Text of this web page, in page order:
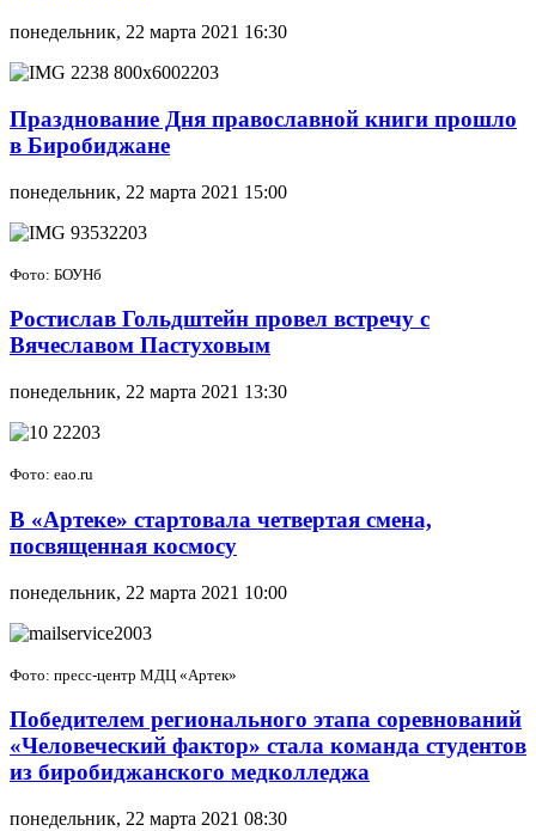
понедельник, 22 марта 2021 16:30
Празднование Дня православной книги прошло
в Биробиджане
понедельник, 22 марта 2021 15:00
Фото: БОУНб
Ростислав Гольдштейн провел встречу с
Вячеславом Пастуховым
понедельник, 22 марта 2021 13:30
Фото: eao.ru
В «Артеке» стартовала четвертая смена,
посвященная космосу
понедельник, 22 марта 2021 10:00
Фото: пресс-центр МДЦ «Артек»
Победителем регионального этапа соревнований
«Человеческий фактор» стала команда студентов
из биробиджанского медколледжа
понедельник, 22 марта 2021 08:30